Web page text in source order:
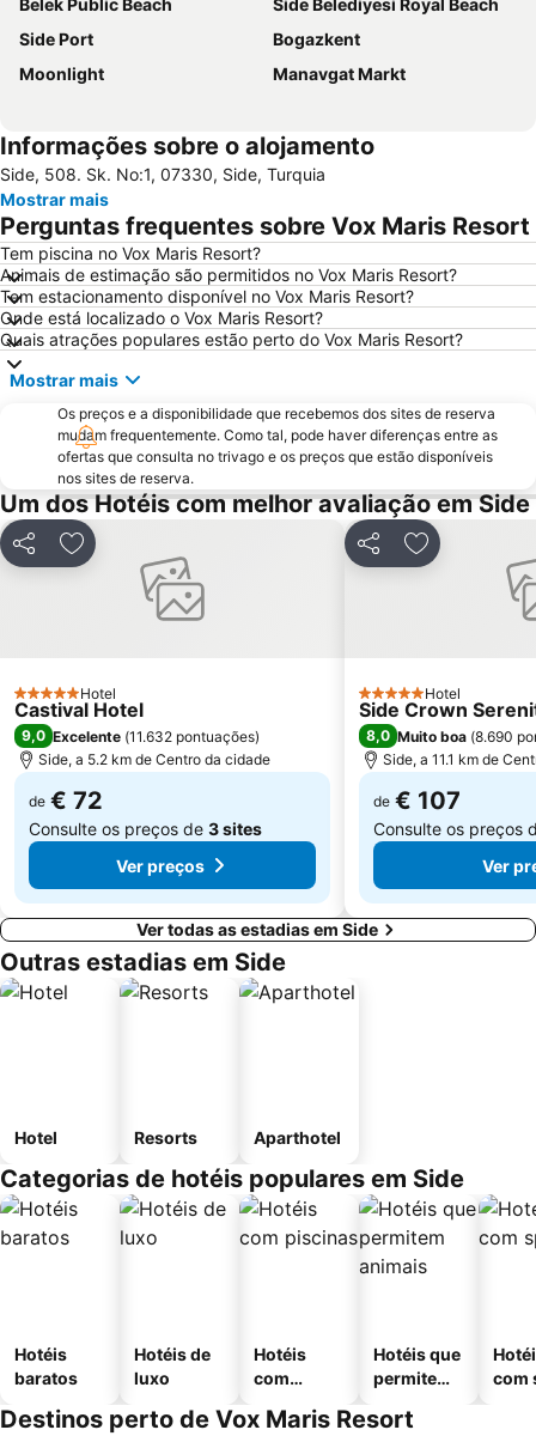
Belek Public Beach
Side Belediyesi Royal Beach
Side Port
Bogazkent
Moonlight
Manavgat Markt
Informações sobre o alojamento
Side, 508. Sk. No:1, 07330, Side, Turquia
Mostrar mais
Perguntas frequentes sobre Vox Maris Resort
Tem piscina no Vox Maris Resort?
Animais de estimação são permitidos no Vox Maris Resort?
Tem estacionamento disponível no Vox Maris Resort?
Onde está localizado o Vox Maris Resort?
Quais atrações populares estão perto do Vox Maris Resort?
Mostrar mais
Os preços e a disponibilidade que recebemos dos sites de reserva
mudam frequentemente. Como tal, pode haver diferenças entre as
ofertas que consulta no trivago e os preços que estão disponíveis
nos sites de reserva.
Um dos Hotéis com melhor avaliação em Side
PartilharAdicionar aos favoritos
5 EstrelasHotel
Castival Hotel
9,0 Excelente (11.632 pontuações)
Side, a 5.2 km de Centro da cidade
de € 72
Consulte os preços de 3 sites
Ver preços
PartilharAdicionar
5 EstrelasHotel
Side Crown
8,0 Muito boa (8.690
Side, a 11.1 km de
de € 107
Consulte os preços
Ver
Ver todas as estadias em Side
Outras estadias em Side
Hotel Resorts Aparthotel
Categorias de hotéis populares em Side
Hotéis
baratos
Hotéis de
luxo
Hotéis
com
Hotéis que
permitem
com
Destinos perto de Vox Maris Resort